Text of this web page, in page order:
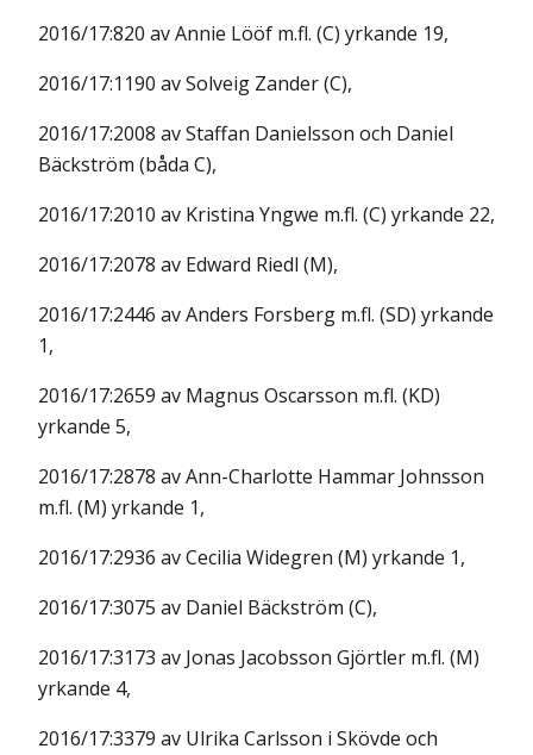
2016/17:820 av Annie Lööf m.fl. (C) yrkande 19,
2016/17:1190 av Solveig Zander (C),
2016/17:2008 av Staffan Danielsson och Daniel
Bäckström (båda C),
2016/17:2010 av Kristina Yngwe m.fl. (C) yrkande 22,
2016/17:2078 av Edward Riedl (M),
2016/17:2446 av Anders Forsberg m.fl. (SD) yrkande
1,
2016/17:2659 av Magnus Oscarsson m.fl. (KD)
yrkande 5,
2016/17:2878 av Ann-Charlotte Hammar Johnsson
m.fl. (M) yrkande 1,
2016/17:2936 av Cecilia Widegren (M) yrkande 1,
2016/17:3075 av Daniel Bäckström (C),
2016/17:3173 av Jonas Jacobsson Gjörtler m.fl. (M)
yrkande 4,
2016/17:3379 av Ulrika Carlsson i Skövde och